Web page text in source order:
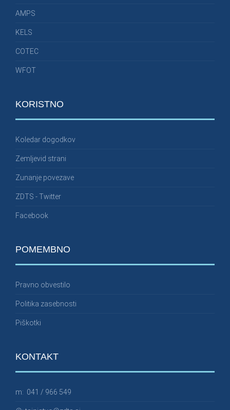
AMPS
KELS
COTEC
WFOT
KORISTNO
Koledar dogodkov
Zemljevid strani
Zunanje povezave
ZDTS - Twitter
Facebook
POMEMBNO
Pravno obvestilo
Politika zasebnosti
Piškotki
KONTAKT
m: 041 / 966 549